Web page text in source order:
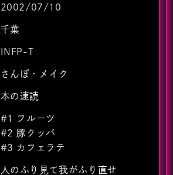
2002/07/10
千葉
INFP-T
さんぽ・メイク
本の速読
#1 フルーツ
#2 豚クッパ
#3 カフェラテ
人のふり見て我がふり直せ